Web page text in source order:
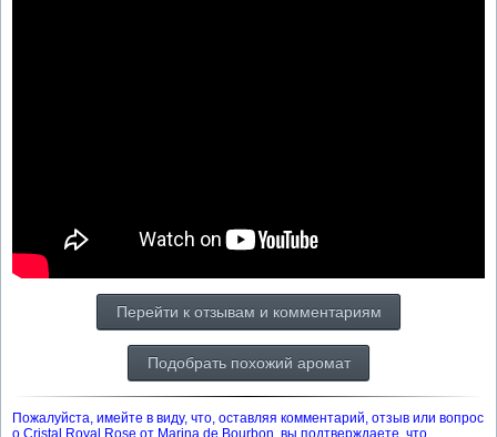
Перейти к отзывам и комментариям
Подобрать похожий аромат
Пожалуйста, имейте в виду, что, оставляя комментарий, отзыв или вопрос